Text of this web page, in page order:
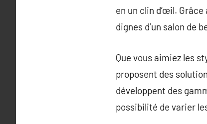
en un clin d’œil.
dignes d’un salon de
Que vous aimiez les
proposent des
développent des
possibilité de varier